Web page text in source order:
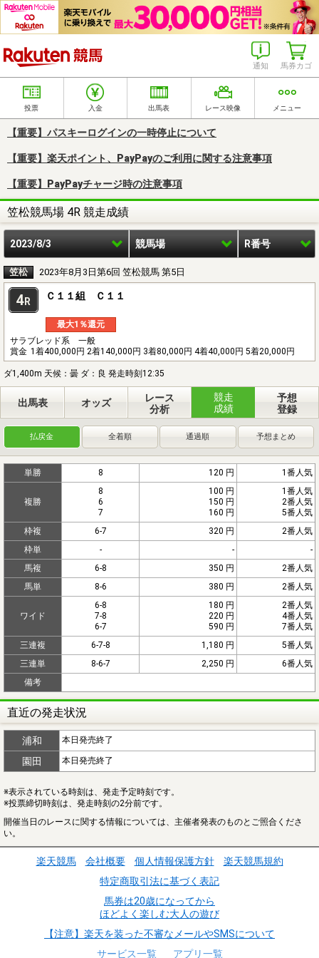
馬券カゴ
通知
投票 入金 出馬表 レース映像 メニュー
【重要】パスキーログインの一時停止について
【重要】楽天ポイント、PayPayのご利用に関する注意事項
【重要】PayPayチャージ時の注意事項
笠松競馬場 4R 競走成績
2023/8/3 競馬場 R番号
笠松 2023年8月3日第6回 笠松競馬 第5日
4R Ｃ１１組 Ｃ１１
最大1％還元
サラブレッド系 一般
賞金 1着400,000円 2着140,000円 3着80,000円 4着40,000円 5着20,000円
ダ1,400m 天候：曇 ダ：良 発走時刻12:35
出馬表 オッズ
レース
分析
競走
成績
予想
登録
払戻金 全着順 通過順 予想まとめ
単勝 8 120 円 1番人気
複勝
8
6
7
100 円
150 円
160 円
1番人気
2番人気
5番人気
枠複
6-7 320 円
2番人気
枠単
- -
-
馬複
6-8 350 円
2番人気
馬単
8-6 380 円 2番人気
ワイド
6-8
7-8
6-7
180 円
220 円
590 円
2番人気
4番人気
7番人気
三連複
6-7-8 1,180 円
5番人気
三連単
8-6-7 2,250 円
6番人気
備考
直近の発走状況
浦和 本日発売終了
園田 本日発売終了
※表示されている時刻は、発走予定時刻です。
※投票締切時刻は、発走時刻の2分前です。
開催当日のレースに関する情報については、主催者発表のものとご照合くださ
い。
楽天競馬 会社概要 個人情報保護方針
楽天競馬規約
特定商取引法に基づく表記
馬券は20歳になってから
ほどよく楽しむ大人の遊び
【注意】楽天を装った不審なメールやSMSについて
サービス一覧
アプリ一覧